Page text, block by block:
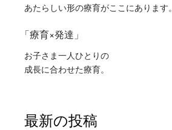
あたらしい形の療育がここにあります。
「療育×発達」
お子さま一人ひとりの
成長に合わせた療育。
最新の投稿